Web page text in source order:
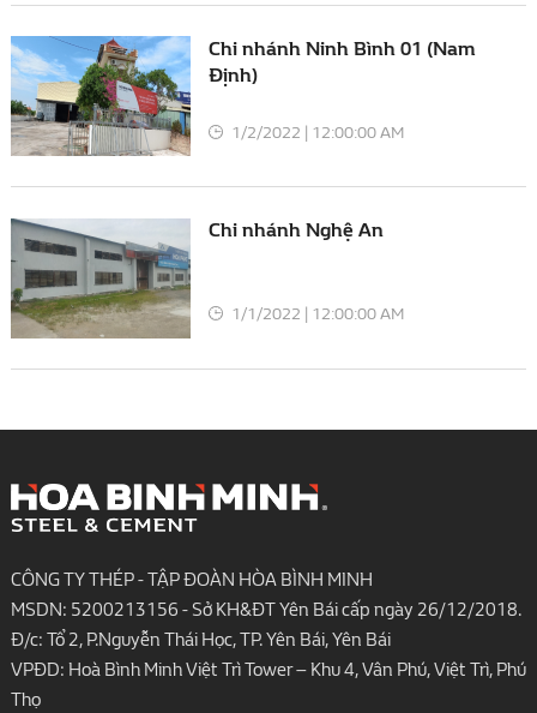
Chi nhánh Ninh Bình 01 (Nam
Định)
1/2/2022 | 12:00:00 AM
Chi nhánh Nghệ An
1/1/2022 | 12:00:00 AM
CÔNG TY THÉP - TẬP ĐOÀN HÒA BÌNH MINH
MSDN: 5200213156 - Sở KH&ĐT Yên Bái cấp ngày 26/12/2018.
Đ/c: Tổ 2, P.Nguyễn Thái Học, TP. Yên Bái, Yên Bái
VPĐD: Hoà Bình Minh Việt Trì Tower – Khu 4, Vân Phú, Việt Trì, Phú
Thọ